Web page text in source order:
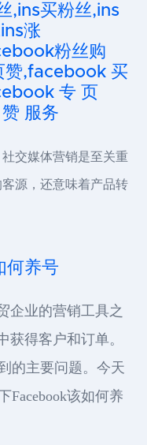
,ins买粉丝,ins
涨
粉丝购
,facebook 买
专 页
服务
交媒体营销是至关重
源，还意味着产品转
何养号
企业的营销工具之
获得客户和订单。
的主要问题。今天
Facebook该如何养